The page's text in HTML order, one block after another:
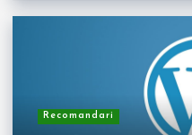
Recomandari